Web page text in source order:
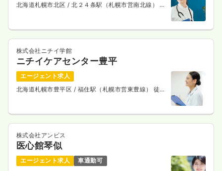
北海道札幌市北区 / 北２４条駅（札幌市営南北線） 徒
株式会社ニチイ学館
ニチイケアセンター豊平
エージェント求人
北海道札幌市豊平区 / 福住駅（札幌市営東豊線） 徒歩
株式会社アンビス
医心館琴似
エージェント求人
車通勤可